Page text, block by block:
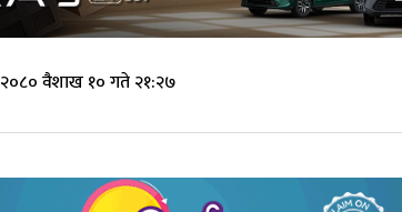
२०८० वैशाख १० गते २१:२७